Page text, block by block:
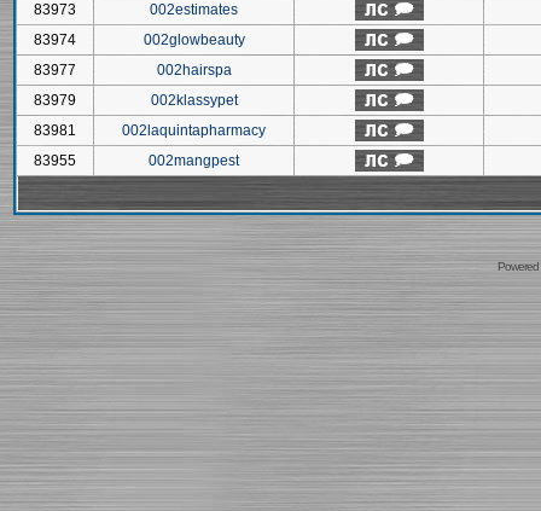
83973
002estimates
83974
002glowbeauty
83977
002hairspa
83979
002klassypet
83981
002laquintapharmacy
83955
002mangpest